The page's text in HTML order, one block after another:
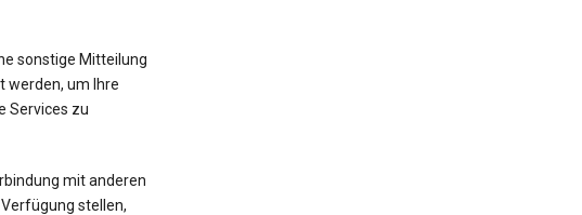
sonstige Mitteilung
werden, um Ihre
Services zu
mit anderen
stellen,